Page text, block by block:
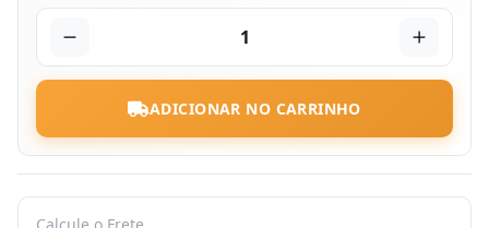
1
ADICIONAR NO CARRINHO